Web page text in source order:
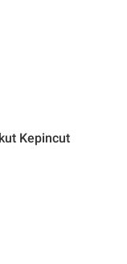
Kepincut